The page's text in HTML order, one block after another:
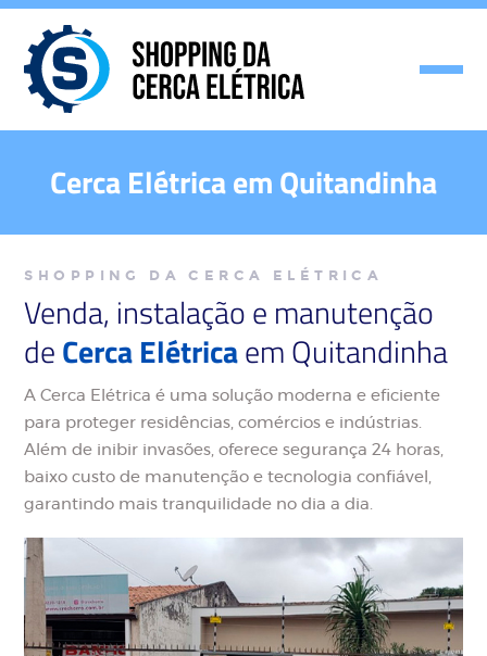
Cerca Elétrica em Quitandinha
SHOPPING DA CERCA ELÉTRICA
Venda, instalação e manutenção
deCerca Elétricaem Quitandinha
A Cerca Elétrica é uma solução moderna e eficiente
para proteger residências, comércios e indústrias.
Além de inibir invasões, oferece segurança 24 horas,
baixo custo de manutenção e tecnologia confiável,
garantindo mais tranquilidade no dia a dia.